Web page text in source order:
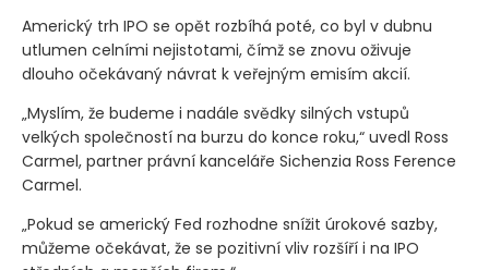
Americký trh IPO se opět rozbíhá poté, co byl v dubnu
utlumen celními nejistotami, čímž se znovu oživuje
dlouho očekávaný návrat k veřejným emisím akcií.
„Myslím, že budeme i nadále svědky silných vstupů
velkých společností na burzu do konce roku,“ uvedl Ross
Carmel, partner právní kanceláře Sichenzia Ross Ference
Carmel.
„Pokud se americký Fed rozhodne snížit úrokové sazby,
můžeme očekávat, že se pozitivní vliv rozšíří i na IPO